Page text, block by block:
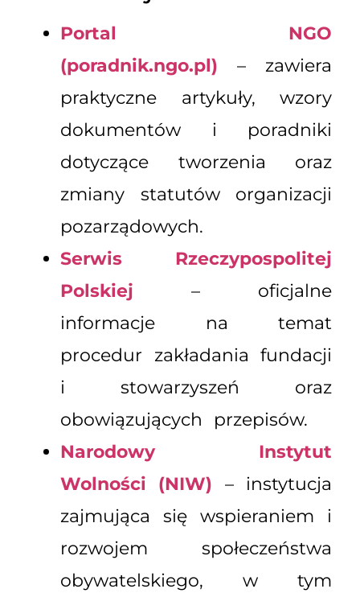
Portal NGO
(poradnik.ngo.pl) – zawiera
praktyczne artykuły, wzory
dokumentów i poradniki
dotyczące tworzenia oraz
zmiany statutów organizacji
pozarządowych.
Serwis Rzeczypospolitej
Polskiej – oficjalne
informacje na temat
procedur zakładania fundacji
i stowarzyszeń oraz
obowiązujących przepisów.
Narodowy Instytut
Wolności (NIW) – instytucja
zajmująca się wspieraniem i
rozwojem społeczeństwa
obywatelskiego, w tym